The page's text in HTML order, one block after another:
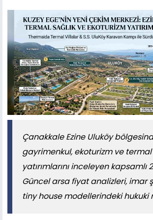
Çanakkale Ezine Uluköy
gayrimenkul, ekoturizm ve termal
yatırımlarını inceleyen kapsamlı
Güncel arsa fiyat analizleri, imar
tiny house modellerindeki hukuki